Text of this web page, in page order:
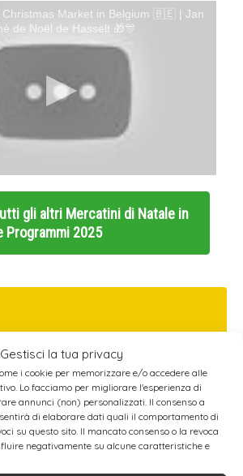
Gestisci la tua privacy
i cookie per memorizzare e/o accedere alle
Lo facciamo per migliorare l'esperienza di
annunci (non) personalizzati. Il consenso a
di elaborare dati quali il comportamento di
su questo sito. Il mancato consenso o la revoca
negativamente su alcune caratteristiche e
Christmas Market in Belgium 🇧🇪 | Jan
de Noël de Hasselt 🎁🎊
gli altri Mercatini di Natale in
Programmi 2025